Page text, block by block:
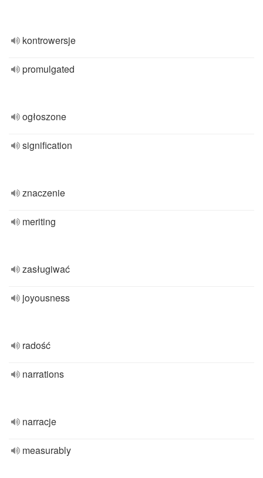
kontrowersje
promulgated
ogłoszone
signification
znaczenie
meriting
zasługiwać
joyousness
radość
narrations
narracje
measurably